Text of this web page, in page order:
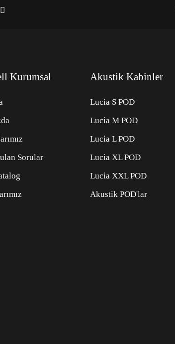
Kurumsal
Sorular
Akustik Kabinler
Lucia S POD
Lucia M POD
Lucia L POD
Lucia XL POD
Lucia XXL POD
Akustik POD'lar